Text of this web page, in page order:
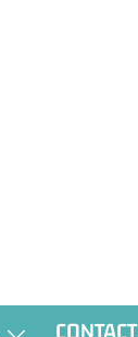
CONTACT